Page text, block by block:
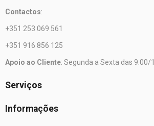
Contactos:
+351 253 069 561
+351 916 856 125
Apoio ao Cliente: Segunda a Sexta das 9:00/
Serviços
Informações